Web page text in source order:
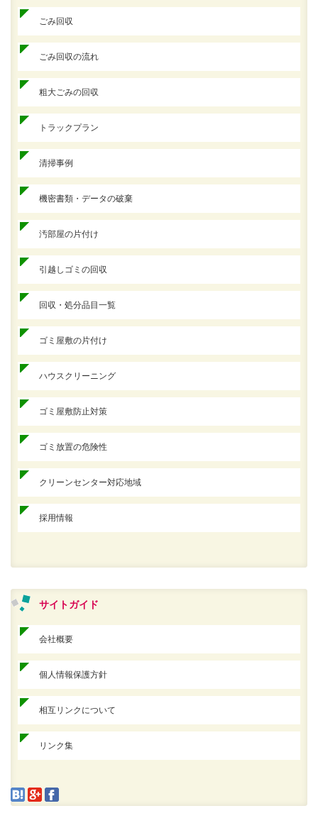
ごみ回収
ごみ回収の流れ
粗大ごみの回収
トラックプラン
清掃事例
機密書類・データの破棄
汚部屋の片付け
引越しゴミの回収
回収・処分品目一覧
ゴミ屋敷の片付け
ハウスクリーニング
ゴミ屋敷防止対策
ゴミ放置の危険性
クリーンセンター対応地域
採用情報
サイトガイド
会社概要
個人情報保護方針
相互リンクについて
リンク集